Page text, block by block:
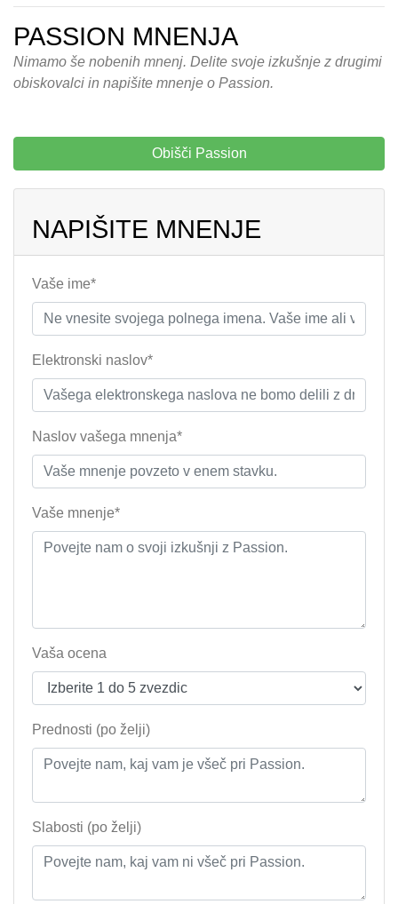
PASSION MNENJA
Nimamo še nobenih mnenj. Delite svoje izkušnje z drugimi
obiskovalci in napišite mnenje o Passion.
Obišči Passion
NAPIŠITE MNENJE
Vaše ime*
Elektronski naslov*
Naslov vašega mnenja*
Vaše mnenje*
Vaša ocena
Prednosti (po želji)
Slabosti (po želji)